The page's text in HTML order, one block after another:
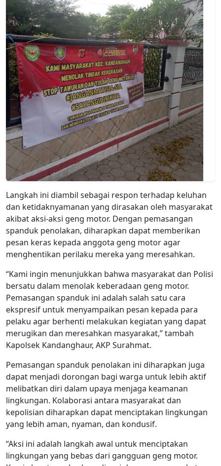
Langkah ini diambil sebagai respon terhadap keluhan
dan ketidaknyamanan yang dirasakan oleh masyarakat
akibat aksi-aksi geng motor. Dengan pemasangan
spanduk penolakan, diharapkan dapat memberikan
pesan keras kepada anggota geng motor agar
menghentikan perilaku mereka yang meresahkan.
“Kami ingin menunjukkan bahwa masyarakat dan Polisi
bersatu dalam menolak keberadaan geng motor.
Pemasangan spanduk ini adalah salah satu cara
ekspresif untuk menyampaikan pesan kepada para
pelaku agar berhenti melakukan kegiatan yang dapat
merugikan dan meresahkan masyarakat,” tambah
Kapolsek Kandanghaur, AKP Surahmat.
Pemasangan spanduk penolakan ini diharapkan juga
dapat menjadi dorongan bagi warga untuk lebih aktif
melibatkan diri dalam upaya menjaga keamanan
lingkungan. Kolaborasi antara masyarakat dan
kepolisian diharapkan dapat menciptakan lingkungan
yang lebih aman, nyaman, dan kondusif.
“Aksi ini adalah langkah awal untuk menciptakan
lingkungan yang bebas dari gangguan geng motor.